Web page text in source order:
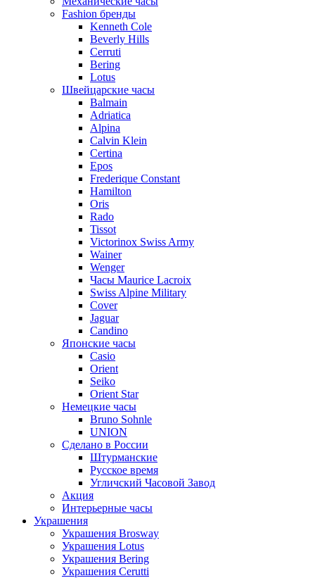
Fashion бренды
Kenneth Cole
Beverly Hills
Cerruti
Bering
Lotus
Швейцарские часы
Balmain
Adriatica
Alpina
Calvin Klein
Certina
Epos
Frederique Constant
Hamilton
Oris
Rado
Tissot
Victorinox Swiss Army
Wainer
Wenger
Часы Maurice Lacroix
Swiss Alpine Military
Cover
Jaguar
Candino
Японские часы
Casio
Orient
Seiko
Orient Star
Немецкие часы
Bruno Sohnle
UNION
Сделано в России
Штурманские
Русское время
Угличский Часовой Завод
Акция
Интерьерные часы
Украшения
Украшения Brosway
Украшения Lotus
Украшения Bering
Украшения Cerutti